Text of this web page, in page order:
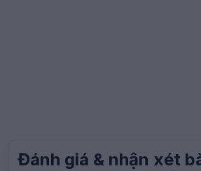
Đánh giá & nhận xét